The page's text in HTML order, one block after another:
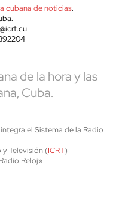
cubana de noticias.
de la hora y las
Cuba.
el Sistema de la Radio
Televisión (ICRT)
Reloj»